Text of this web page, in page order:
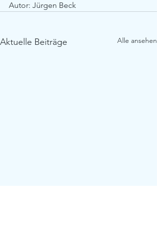
Autor: Jürgen Beck
Aktuelle Beiträge Alle ansehen